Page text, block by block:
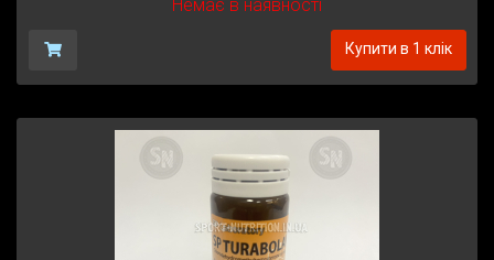
Немає в наявності
Купити в 1 клік